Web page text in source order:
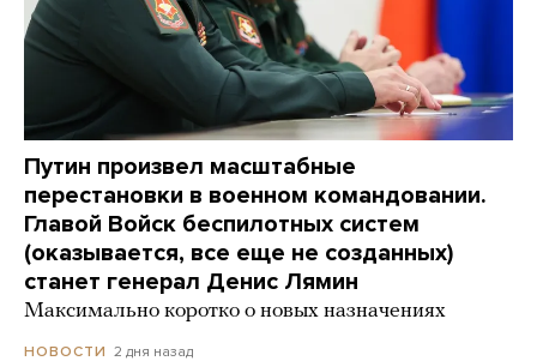
Путин произвел масштабные
перестановки в военном командовании.
Главой Войск беспилотных систем
(оказывается, все еще не созданных)
станет генерал Денис Лямин
Максимально коротко о новых назначениях
НОВОСТИ 2 дня назад